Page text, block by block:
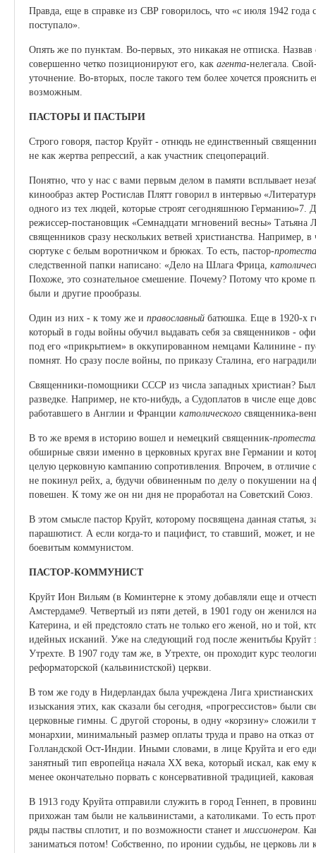
Правда, еще в справке из СВР говорилось, что «с июля 1942 года
поступало».
Опять же по пунктам. Во-первых, это никакая не отписка.
совершенно четко позиционируют его, как агента-нелегала.
уточнение. Во-вторых, после такого тем более хочется прояснить
возможным.
ПАСТОРЫ И ПАСТЫРИ
Строго говоря, пастор Круйт - отнюдь не единственный
не как жертва репрессий, а как участник спецопераций.
Понятно, что у нас с вами первым делом в памяти всплывает
кинообраз актер Ростислав Плятт говорил в интервью
одного из тех людей, которые строят сегодняшнюю Германию»7.
режиссер-постановщик «Семнадцати мгновений весны» Татьяна
священников сразу нескольких ветвей христианства. Например,
сюртуке с белым воротничком и брюках. То есть, пастор-
следственной папки написано: «Дело на Шлага Фрица,
Похоже, это сознательное смешение. Почему? Потому что кроме
были и другие прообразы.
Один из них - к тому же и православный батюшка. Еще в 1920-х
который в годы войны обучил выдавать себя за священников -
под его «прикрытием» в оккупированном немцами Калинине -
помнят. Но сразу после войны, по приказу Сталина, его
Священники-помощники СССР из числа западных христиан?
разведке. Например, не кто-нибудь, а Судоплатов в числе еще
работавшего в Англии и Франции католического священника-
В то же время в историю вошел и немецкий священник-
обширные связи именно в церковных кругах вне Германии и
целую церковную кампанию сопротивления. Впрочем, в отличие
не покинул рейх, а, будучи обвиненным по делу о покушении на
повешен. К тому же он ни дня не проработал на Советский Союз.
В этом смысле пастор Круйт, которому посвящена данная
парашютист. А если когда-то и пацифист, то ставший, может, и
боевитым коммунистом.
ПАСТОР-КОММУНИСТ
Круйт Ион Вильям (в Коминтерне к этому добавляли еще и
Амстердаме9. Четвертый из пяти детей, в 1901 году он женился
Катерина, и ей предстояло стать не только его женой, но и той,
идейных исканий. Уже на следующий год после женитьбы Круйт
Утрехте. В 1907 году там же, в Утрехте, он проходит курс
реформаторской (кальвинистской) церкви.
В том же году в Нидерландах была учреждена Лига
изыскания этих, как сказали бы сегодня, «прогрессистов» были
церковные гимны. С другой стороны, в одну «корзину» сложили
монархии, минимальный размер оплаты труда и право на отказ
Голландской Ост-Индии. Иными словами, в лице Круйта и его
занятный тип европейца начала ХХ века, который искал, как ему
менее окончательно порвать с консервативной традицией,
В 1913 году Круйта отправили служить в город Геннеп, в
прихожан там были не кальвинистами, а католиками. То есть
ряды паствы сплотит, и по возможности станет имиссионером.
заниматься потом! Собственно, по иронии судьбы, не церковь ли